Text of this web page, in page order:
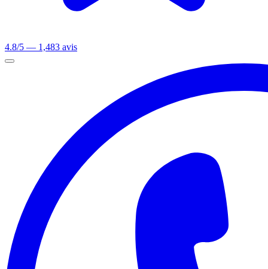
4.8/5 — 1,483 avis
Ouvrir le menu